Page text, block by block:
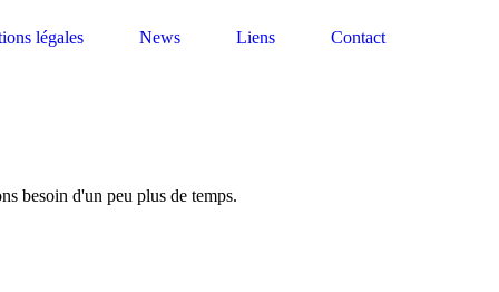
légales News Liens Contact
besoin d'un peu plus de temps.